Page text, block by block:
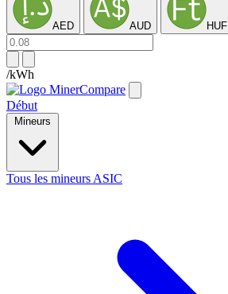
AED AUD HUF
/kWh
Début
Mineurs
Tous les mineurs ASIC